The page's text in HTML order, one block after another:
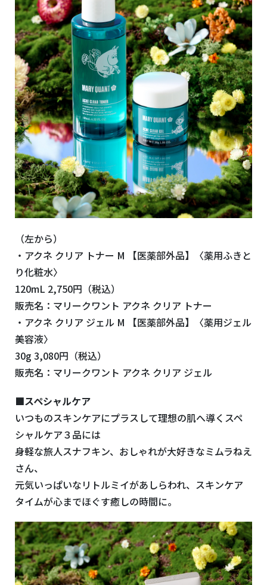
（左から）
・アクネ クリア トナー M 【医薬部外品】〈薬用ふきと
り化粧水〉
120mL 2,750円（税込）
販売名：マリークワント アクネ クリア トナー
・アクネ クリア ジェル M 【医薬部外品】〈薬用ジェル
美容液〉
30g 3,080円（税込）
販売名：マリークワント アクネ クリア ジェル
■スペシャルケア
いつものスキンケアにプラスして理想の肌へ導くスペ
シャルケア３品には
身軽な旅人スナフキン、おしゃれが大好きなミムラねえ
さん、
元気いっぱいなリトルミイがあしらわれ、スキンケア
タイムが心までほぐす癒しの時間に。